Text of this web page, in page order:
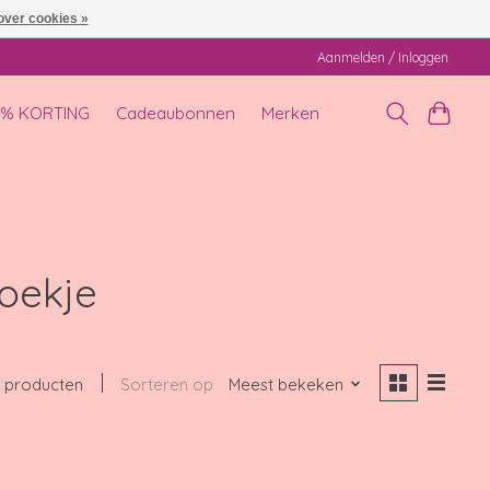
Aanmelden / Inloggen
KORTING Cadeaubonnen Merken
producten Sorteren op Meest bekeken
cookies »